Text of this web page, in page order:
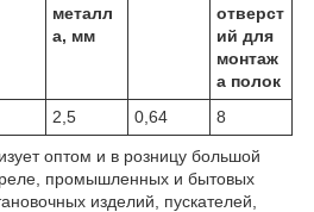
металл
а, мм
отверст
ий для
монтаж
а полок
2,5 0,64 8
оптом и в розницу большой
промышленных и бытовых
изделий, пускателей,